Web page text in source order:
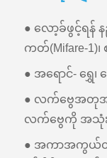
● လော့ခ်ဖွင့်ရန်
ကတ်(Mifare-1)
● အရောင်- ရွှေ၊
● လက်ဗွေအတုအဖွ
လက်ဗွေကို အသုံ
● အကာအကွယ်ထ